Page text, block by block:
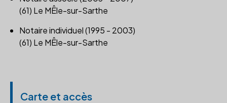
(61) Le MÊle-sur-Sarthe
Notaire individuel (1995 - 2003)
(61) Le MÊle-sur-Sarthe
Carte et accès